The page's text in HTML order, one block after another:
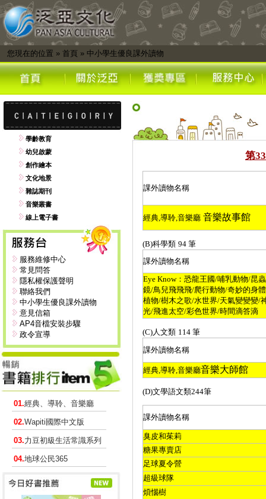
您現在的位置 » 首頁 » 中小學生優良課外讀物
學齡教育
幼兒啟蒙
創作繪本
文化地景
雜誌期刊
音樂叢書
線上電子書
服務維修中心
常見問答
隱私權保護聲明
聯絡我們
中小學生優良課外讀物
意見信箱
AP4音檔安裝步驟
政令宣導
01.經典、導聆、音樂廳
02.Wapiti國際中文版
03.力豆初級生活常識系列
04.地球公民365
第33
課外讀物名稱
經典,導聆,音樂廳 音樂故事館
(B)科學類 94 筆
課外讀物名稱
Eye Know：恐龍王國/哺乳動物/昆
鏡/鳥兒飛飛飛/爬行動物/奇妙的身體
植物/樹木之歌/水世界/天氣變變變/
光/飛進太空/彩色世界/時間滴答滴
(C)人文類 114 筆
課外讀物名稱
經典,導聆,音樂廳音樂大師館
(D)文學語文類244筆
課外讀物名稱
臭皮和茱莉
糖果專賣店
足球夏令營
超級球隊
煩惱樹